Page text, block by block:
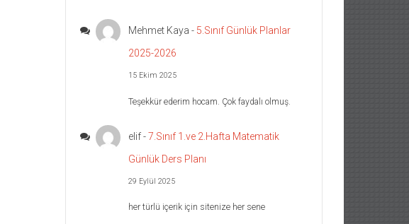
Mehmet Kaya - 5.Sınıf Günlük Planlar
2025-2026
15 Ekim 2025
Teşekkür ederim hocam. Çok faydalı olmuş.
elif-7.Sınıf 1.ve 2.Hafta Matematik
Günlük Ders Planı
29 Eylül 2025
her türlü içerik için sitenize her sene